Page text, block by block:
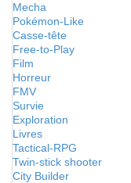
Mecha
Pokémon-Like
Casse-tête
Free-to-Play
Film
Horreur
FMV
Survie
Exploration
Livres
Tactical-RPG
Twin-stick shooter
City Builder